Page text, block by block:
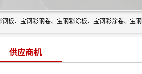
供应商机